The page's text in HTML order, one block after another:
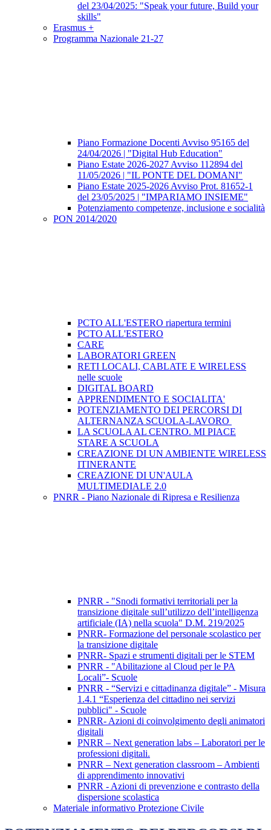
del 23/04/2025: "Speak your future, Build your
skills"
Erasmus +
Programma Nazionale 21-27
Piano Formazione Docenti Avviso 95165 del
24/04/2026 | "Digital Hub Education"
Piano Estate 2026-2027 Avviso 112894 del
11/05/2026 | "IL PONTE DEL DOMANI"
Piano Estate 2025-2026 Avviso Prot. 81652-1
del 23/05/2025 | "IMPARIAMO INSIEME"
Potenziamento competenze, inclusione e socialità
PON 2014/2020
PCTO ALL'ESTERO riapertura termini
PCTO ALL'ESTERO
CARE
LABORATORI GREEN
RETI LOCALI, CABLATE E WIRELESS
nelle scuole
DIGITAL BOARD
APPRENDIMENTO E SOCIALITA'
POTENZIAMENTO DEI PERCORSI DI
ALTERNANZA SCUOLA-LAVORO ​
LA SCUOLA AL CENTRO. MI PIACE
STARE A SCUOLA
CREAZIONE DI UN AMBIENTE WIRELESS
ITINERANTE
CREAZIONE DI UN'AULA
MULTIMEDIALE 2.0
PNRR - Piano Nazionale di Ripresa e Resilienza
PNRR - "Snodi formativi territoriali per la
transizione digitale sull’utilizzo dell’intelligenza
artificiale (IA) nella scuola" D.M. 219/2025
PNRR- Formazione del personale scolastico per
la transizione digitale
PNRR- Spazi e strumenti digitali per le STEM
PNRR - "Abilitazione al Cloud per le PA
Locali”- Scuole
PNRR - “Servizi e cittadinanza digitale” - Misura
1.4.1 “Esperienza del cittadino nei servizi
pubblici" - Scuole
PNRR- Azioni di coinvolgimento degli animatori
digitali
PNRR – Next generation labs – Laboratori per le
professioni digitali.
PNRR – Next generation classroom – Ambienti
di apprendimento innovativi
PNRR - Azioni di prevenzione e contrasto della
dispersione scolastica
Materiale informativo Protezione Civile